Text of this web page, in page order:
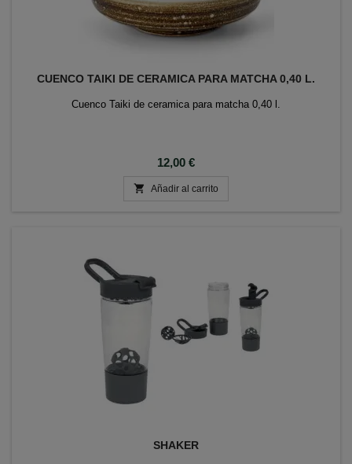
CUENCO TAIKI DE CERAMICA PARA MATCHA 0,40 L.
Cuenco Taiki de ceramica para matcha 0,40 l.
Precio
12,00 €
 Añadir al carrito
SHAKER